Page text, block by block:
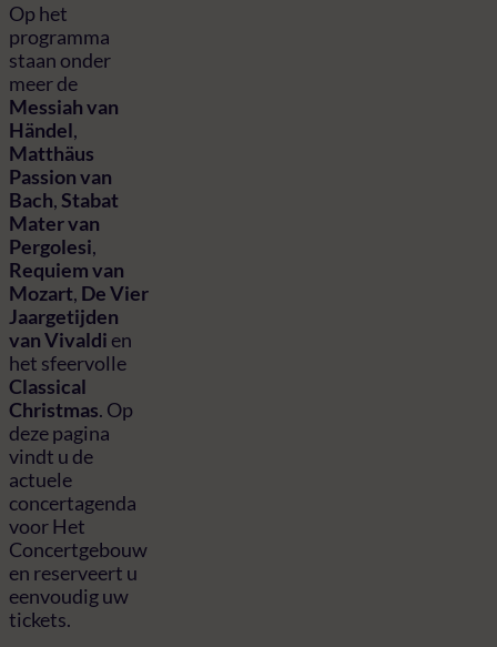
Op het
programma
staan onder
meer de
Messiah van
Händel,
Matthäus
Passion van
Bach,Stabat
Mater van
Pergolesi,
Requiem van
Mozart, De Vier
Jaargetijden
van Vivaldi en
het sfeervolle
Classical
Christmas. Op
deze pagina
vindt u de
actuele
concertagenda
voor Het
Concertgebouw
en reserveert u
eenvoudig uw
tickets.